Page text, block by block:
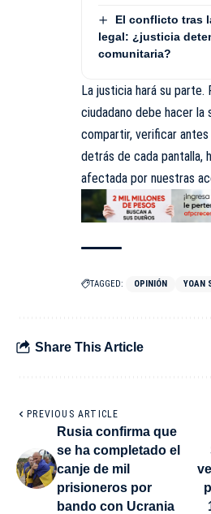
El conflicto tras
legal: ¿justicia
comunitaria?
La justicia hará su
ciudadano debe hacer la
compartir, verificar
detrás de cada pantalla,
afectada por nuestras
TAGGED: OPINIÓN YOAN
Share This Article
PREVIOUS ARTICLE
Rusia confirma que
se ha completado el
canje de mil
prisioneros por
bando con Ucrania